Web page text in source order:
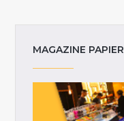
MAGAZINE PAPIER